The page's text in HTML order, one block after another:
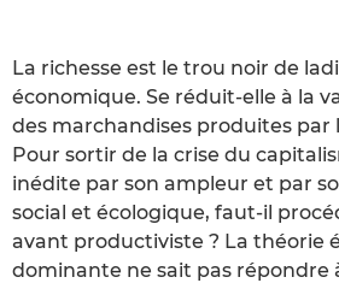
La richesse est le trou noir de
économique. Se réduit-elle à la
des marchandises produites par
Pour sortir de la crise du
inédite par son ampleur et par
social et écologique, faut-il
avant productiviste ? La théorie
dominante ne sait pas répondre